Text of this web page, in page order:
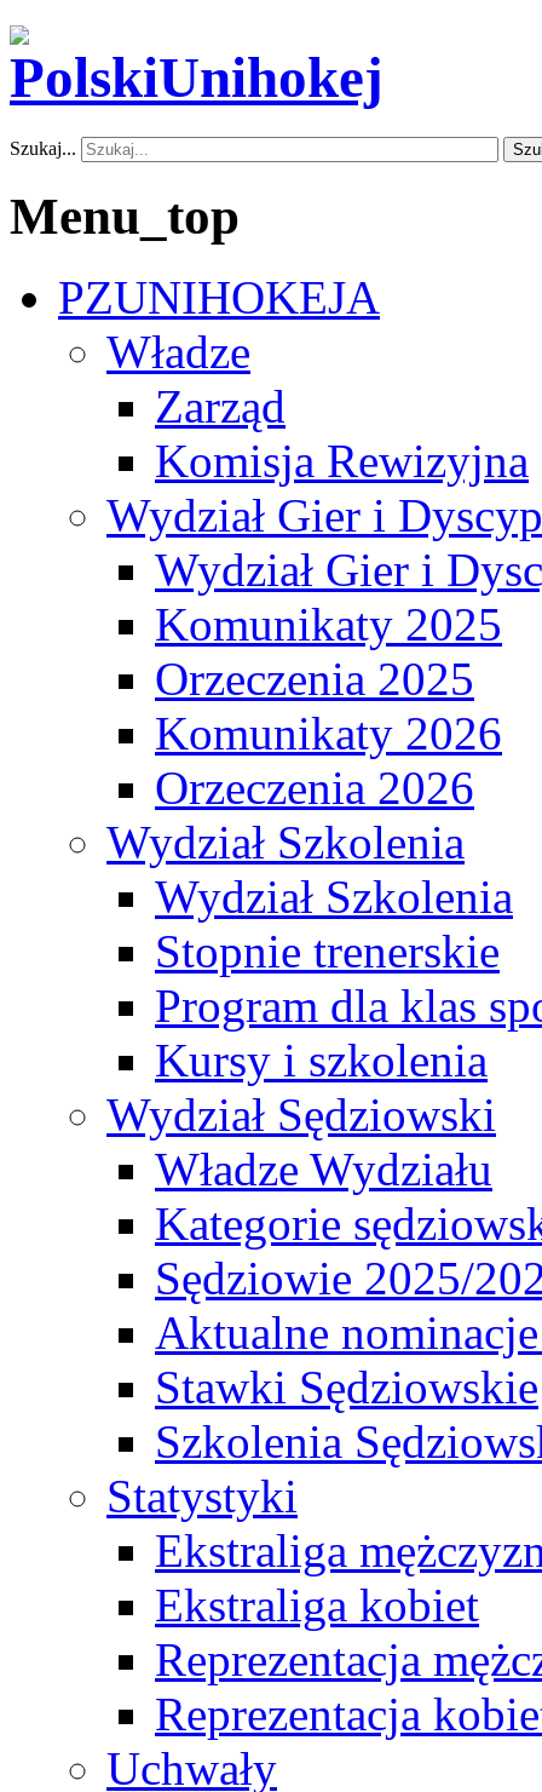
Szukaj...
Menu_top
PZUNIHOKEJA
Władze
Zarząd
Komisja Rewizyjna
Wydział Gier i
Wydział Gier i
Komunikaty 2025
Orzeczenia 2025
Komunikaty 2026
Orzeczenia 2026
Wydział Szkolenia
Wydział Szkolenia
Stopnie trenerskie
Program dla klas
Kursy i szkolenia
Wydział Sędziowski
Władze Wydziału
Kategorie
Sędziowie 2025/
Aktualne
Stawki Sędziowskie
Szkolenia
Statystyki
Ekstraliga
Ekstraliga kobiet
Reprezentacja
Reprezentacja
Uchwały